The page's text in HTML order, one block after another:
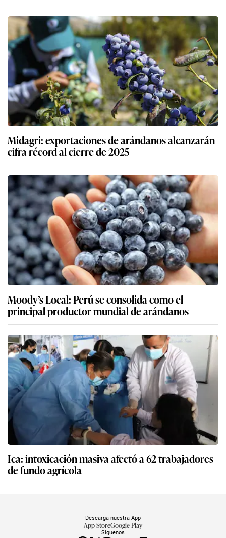
Midagri: exportaciones de arándanos alcanzarán
cifra récord al cierre de 2025
Moody’s Local: Perú se consolida como el
principal productor mundial de arándanos
Ica: intoxicación masiva afectó a 62 trabajadores
de fundo agrícola
Síguenos
Descarga nuestra App
App StoreGoogle Play